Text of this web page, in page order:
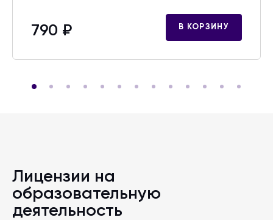
790 ₽ В КОРЗИНУ
Лицензии на
образовательную
деятельность